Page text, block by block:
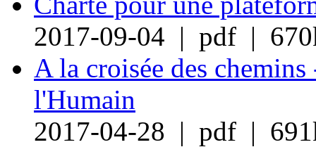
2017-09-04 | pdf |
A la croisée des
l'Humain
2017-04-28 | pdf |